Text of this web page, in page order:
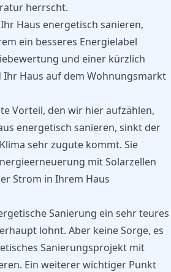
herrscht.
Haus energetisch sanieren,
ein besseres Energielabel
und einer kürzlich
Haus auf dem Wohnungsmarkt
Vorteil, den wir hier aufzählen,
energetisch sanieren, sinkt der
sehr zugute kommt. Sie
mit Solarzellen
Strom in Ihrem Haus
Sanierung ein sehr teures
lohnt. Aber keine Sorge, es
Sanierungsprojekt mit
Ein weiterer wichtiger Punkt